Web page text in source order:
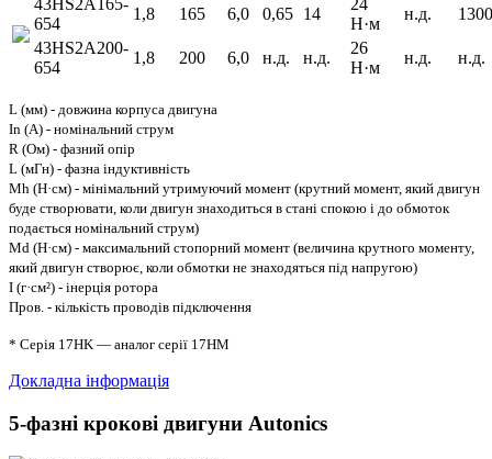
654
1,8 165 6,0 0,65 14
Н·м
н.д.
43HS2A200-
654
1,8 200 6,0 н.д. н.д.
26
Н·м
н.д. н.д.
L (мм) - довжина корпуса двигуна
In (A) - номінальний струм
R (Ом) - фазний опір
L (мГн) - фазна індуктивність
Mh (Н·см) - мінімальний утримуючий момент (крутний момент, який двигун
буде створювати, коли двигун знаходиться в стані спокою і до обмоток
подається номінальний струм)
Md (Н·см) - максимальний стопорний момент (величина крутного моменту,
який двигун створює, коли обмотки не знаходяться під напругою)
I (г·см²) - інерція ротора
Пров. - кількість проводів підключення
* Серія 17HK — аналог серії 17HM
Докладна інформація
5-фазні крокові двигуни Autonics